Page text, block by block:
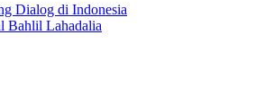
Dialog di Indonesia
Bahlil Lahadalia